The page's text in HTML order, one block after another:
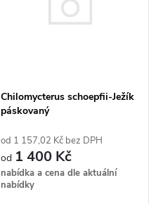
Chilomycterus schoepfii-Ježík
páskovaný
1 157,02 Kč bez DPH
1 400 Kč
nabídka a cena dle aktuální
nabídky